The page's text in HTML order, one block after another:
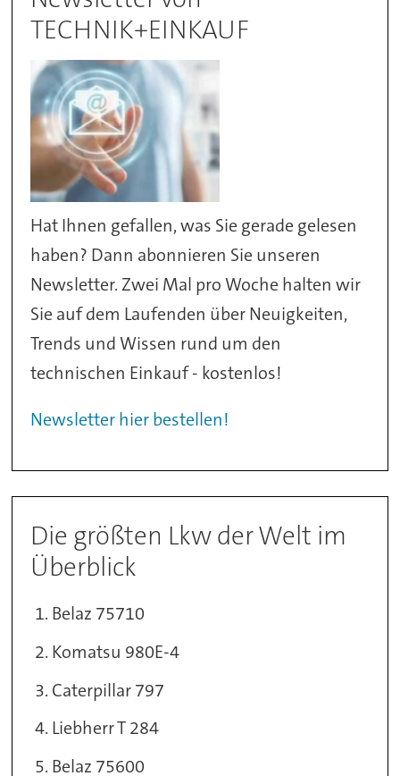
TECHNIK+EINKAUF
Hat Ihnen gefallen, was Sie gerade gelesen
haben? Dann abonnieren Sie unseren
Newsletter. Zwei Mal pro Woche halten wir
Sie auf dem Laufenden über Neuigkeiten,
Trends und Wissen rund um den
technischen Einkauf - kostenlos!
Newsletter hier bestellen!
Die größten Lkw der Welt im
Überblick
Belaz 75710
Komatsu 980E-4
Caterpillar 797
Liebherr T 284
Belaz 75600